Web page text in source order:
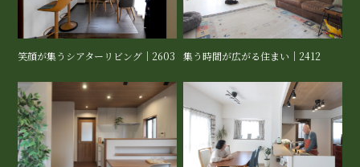
笑顔が集うシアターリビング｜2603 集う時間が広がる住まい｜2412